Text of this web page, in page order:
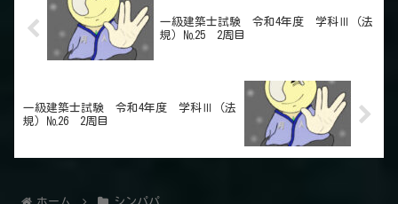
一級建築士試験 令和4年度 学科Ⅲ（法
規）№25 2周目
一級建築士試験 令和4年度 学科Ⅲ（法
規）№26 2周目
ホーム シンパパ